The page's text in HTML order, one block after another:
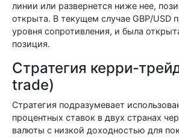
линии или развернется ниже нее,
открыта. В текущем случае GBP/USD
уровня сопротивления, и была
позиция.
Стратегия керри-
trade)
Стратегия подразумевает
процентных ставок в двух странах
валюты с низкой доходностью для